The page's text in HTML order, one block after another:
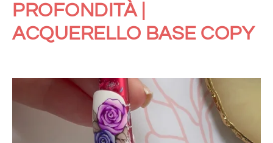
PROFONDITÀ |
ACQUERELLO BASE COPY